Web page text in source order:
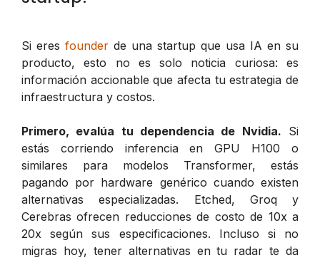
Si eres founder de una startup que usa IA en su
producto, esto no es solo noticia curiosa: es
información accionable que afecta tu estrategia de
infraestructura y costos.
Primero, evalúa tu dependencia de Nvidia. Si
estás corriendo inferencia en GPU H100 o
similares para modelos Transformer, estás
pagando por hardware genérico cuando existen
alternativas especializadas. Etched, Groq y
Cerebras ofrecen reducciones de costo de 10x a
20x según sus especificaciones. Incluso si no
migras hoy, tener alternativas en tu radar te da